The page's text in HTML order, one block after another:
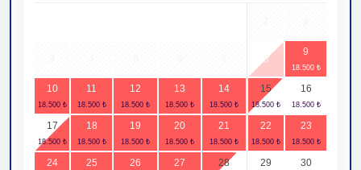
8
9
10 11 12 13 14 15 16
17 18 19 20 21 22 23
24 25 26 27 28 29 30